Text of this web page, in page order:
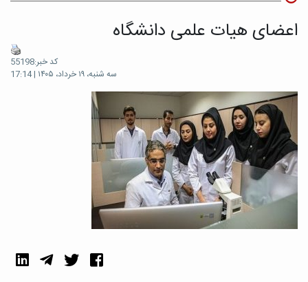
اعضای هیات علمی دانشگاه
کد خبر:55198
سه شنبه، ۱۹ خرداد، ۱۴۰۵ | 17:14